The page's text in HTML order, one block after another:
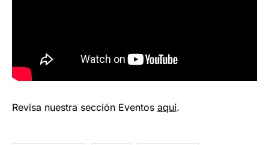
Revisa nuestra sección Eventos aquí.